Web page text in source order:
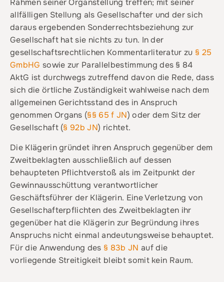
Rahmen seiner Organstellung treffen; mit seiner
allfälligen Stellung als Gesellschafter und der sich
daraus ergebenden Sonderrechtsbeziehung zur
Gesellschaft hat sie nichts zu tun. In der
gesellschaftsrechtlichen Kommentarliteratur zu § 25
GmbHG sowie zur Parallelbestimmung des § 84
AktG ist durchwegs zutreffend davon die Rede, dass
sich die örtliche Zuständigkeit wahlweise nach dem
allgemeinen Gerichtsstand des in Anspruch
genommen Organs (§§ 65 f JN) oder dem Sitz der
Gesellschaft (§ 92b JN) richtet.
Die Klägerin gründet ihren Anspruch gegenüber dem
Zweitbeklagten ausschließlich auf dessen
behaupteten Pflichtverstoß als im Zeitpunkt der
Gewinnausschüttung verantwortlicher
Geschäftsführer der Klägerin. Eine Verletzung von
Gesellschafterpflichten des Zweitbeklagten ihr
gegenüber hat die Klägerin zur Begründung ihres
Anspruchs nicht einmal andeutungsweise behauptet.
Für die Anwendung des § 83b JN auf die
vorliegende Streitigkeit bleibt somit kein Raum.